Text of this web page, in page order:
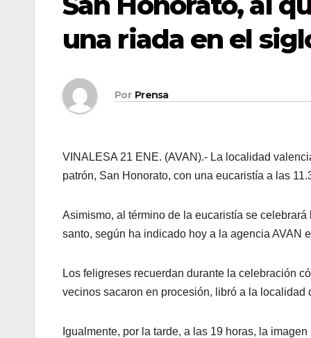
una riada en el
Por Prensa
VINALESA 21 ENE. (AVAN).- La localidad
patrón, San Honorato, con una eucaristía a las
Asimismo, al término de la eucaristía se
santo, según ha indicado hoy a la agencia AVAN
Los feligreses recuerdan durante la celebración
vecinos sacaron en procesión, libró a la localidad
Igualmente, por la tarde, a las 19 horas, la